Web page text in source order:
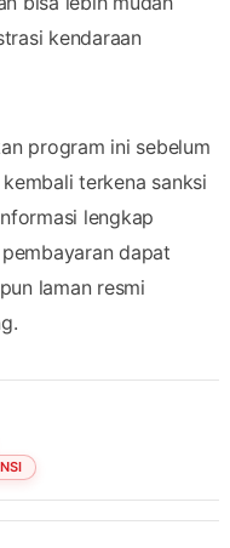
kendaraan
program ini sebelum
terkena sanksi
lengkap
dapat
laman resmi